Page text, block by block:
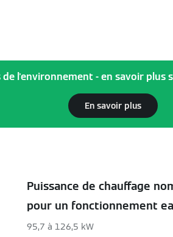
l'environnement - en savoir
En savoir plus
Puissance de chauffage
pour un fonctionnement
95,7 à 126,5 kW